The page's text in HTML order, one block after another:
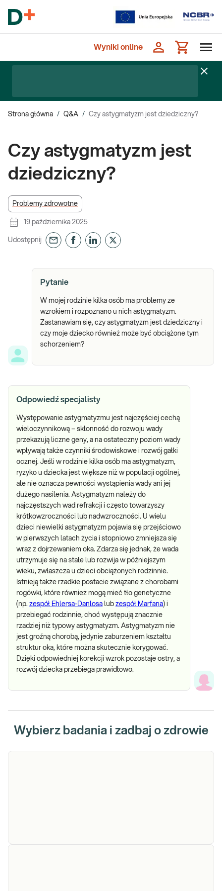
Wyniki online
Strona główna / Q&A / Czy astygmatyzm jest dziedziczny?
Czy astygmatyzm jest
dziedziczny?
Problemy zdrowotne
19 października 2025
Udostępnij
Pytanie
W mojej rodzinie kilka osób ma problemy ze
wzrokiem i rozpoznano u nich astygmatyzm.
Zastanawiam się, czy astygmatyzm jest dziedziczny i
czy moje dziecko również może być obciążone tym
schorzeniem?
Odpowiedź specjalisty
Występowanie astygmatyzmu jest najczęściej cechą
wieloczynnikową – skłonność do rozwoju wady
przekazują liczne geny, a na ostateczny poziom wady
wpływają także czynniki środowiskowe i rozwój gałki
ocznej. Jeśli w rodzinie kilka osób ma astygmatyzm,
ryzyko u dziecka jest większe niż w populacji ogólnej,
ale nie oznacza pewności wystąpienia wady ani jej
dużego nasilenia. Astygmatyzm należy do
najczęstszych wad refrakcji i często towarzyszy
krótkowzroczności lub nadwzroczności. U wielu
dzieci niewielki astygmatyzm pojawia się przejściowo
w pierwszych latach życia i stopniowo zmniejsza się
wraz z dojrzewaniem oka. Zdarza się jednak, że wada
utrzymuje się na stałe lub rozwija w późniejszym
wieku, zwłaszcza u dzieci obciążonych rodzinnie.
Istnieją także rzadkie postacie związane z chorobami
rogówki, które również mogą mieć tło genetyczne
(np. zespół Ehlersa-Danlosa lub zespół Marfana) i
przebiegać rodzinnie, choć występują znacznie
rzadziej niż typowy astygmatyzm. Astygmatyzm nie
jest groźną chorobą, jedynie zaburzeniem kształtu
struktur oka, które można skutecznie korygować.
Dzięki odpowiedniej korekcji wzrok pozostaje ostry, a
rozwój dziecka przebiega prawidłowo.
Wybierz badania i zadbaj o zdrowie